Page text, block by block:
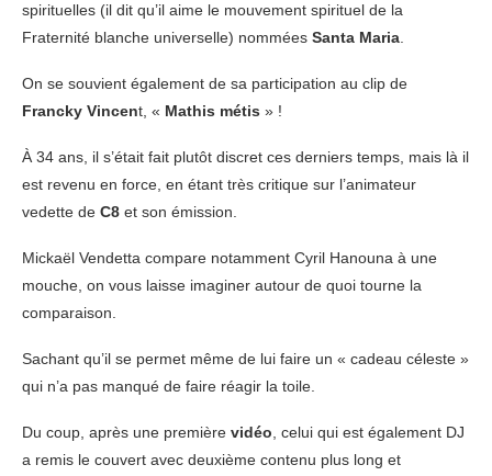
spirituelles (il dit qu’il aime le mouvement spirituel de la
Fraternité blanche universelle) nommées Santa Maria
On se souvient également de sa participation au clip de
Francky Vincent, « Mathis métis » !
À 34 ans, il s’était fait plutôt discret ces derniers temps, mais là il
est revenu en force, en étant très critique sur l’animateur
vedette de C8 et son émission.
Mickaël Vendetta compare notamment Cyril Hanouna à une
mouche, on vous laisse imaginer autour de quoi tourne la
comparaison.
Sachant qu’il se permet même de lui faire un « cadeau céleste »
qui n’a pas manqué de faire réagir la toile.
Du coup, après une première vidéo , celui qui est également DJ
a remis le couvert avec deuxième contenu plus long et